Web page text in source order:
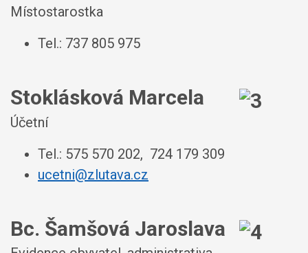
Místostarostka
Tel.: 737 805 975
Stoklásková Marcela
Účetní
Tel.: 575 570 202, 724 179 309
ucetni@zlutava.cz
Bc. Šamšová Jaroslava